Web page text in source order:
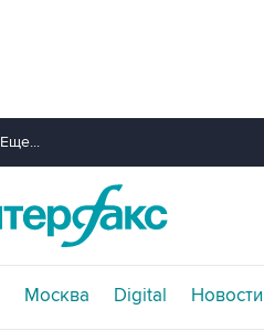
Еще...
Москва Digital Новости